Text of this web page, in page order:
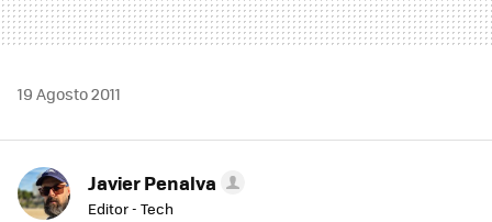
19 Agosto 2011
Javier Penalva
Editor - Tech